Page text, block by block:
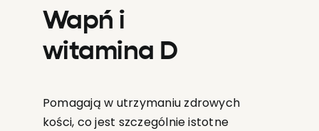
Wapń i
witamina D
Pomagają w utrzymaniu zdrowych
kości, co jest szczególnie istotne